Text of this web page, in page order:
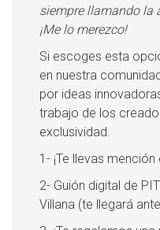
siempre llamando la
¡Me lo merezco!
Si escoges esta
en nuestra
por ideas
trabajo de los
exclusividad.
1- ¡Te llevas
2- Guión digital de
Villana (te llegará